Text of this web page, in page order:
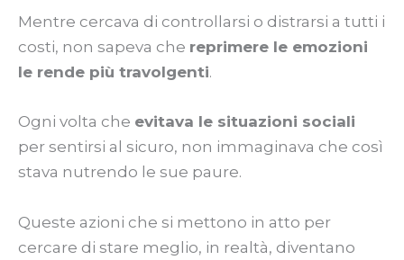
Mentre cercava di controllarsi o distrarsi a tutti i
costi, non sapeva che reprimere le emozioni
le rende più travolgenti.
Ogni volta che evitava le situazioni sociali
per sentirsi al sicuro, non immaginava che così
stava nutrendo le sue paure.
Queste azioni che si mettono in atto per
cercare di stare meglio, in realtà, diventano